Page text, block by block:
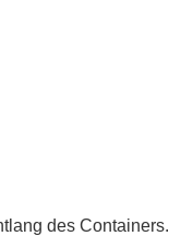
des Containers.